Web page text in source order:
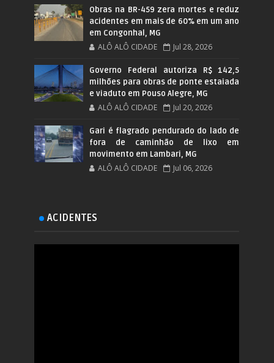
Obras na BR-459 zera mortes e reduz
acidentes em mais de 60% em um ano
em Congonhal, MG
ALÔ ALÔ CIDADE Jul 28, 2026
Governo Federal autoriza R$ 142,5
milhões para obras de ponte estaiada
e viaduto em Pouso Alegre, MG
ALÔ ALÔ CIDADE Jul 20, 2026
Gari é flagrado pendurado do lado de
fora de caminhão de lixo em
movimento em Lambari, MG
ALÔ ALÔ CIDADE Jul 06, 2026
ACIDENTES